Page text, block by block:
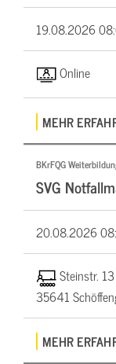
19.08.2026
Online
MEHR
BKrFQG
SVG
20.08.2026
Steinstr.
35641
MEHR